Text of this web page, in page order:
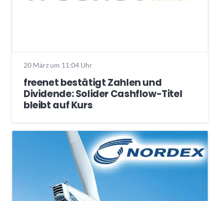
20 März um 11:04 Uhr
freenet bestätigt Zahlen und
Dividende: Solider Cashflow-Titel
bleibt auf Kurs